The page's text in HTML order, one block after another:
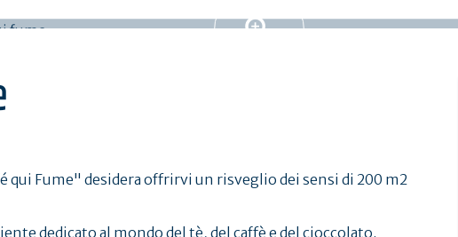
qui Fume" desidera offrirvi un risveglio dei sensi di 200 m2
dedicato al mondo del tè, del caffè e del cioccolato.